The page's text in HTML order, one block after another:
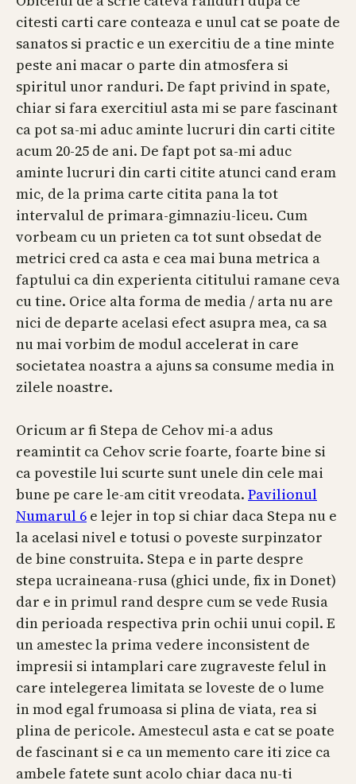
citesti carti care conteaza e unul cat se poate de
sanatos si practic e un exercitiu de a tine minte
peste ani macar o parte din atmosfera si
spiritul unor randuri. De fapt privind in spate,
chiar si fara exercitiul asta mi se pare fascinant
ca pot sa-mi aduc aminte lucruri din carti citite
acum 20-25 de ani. De fapt pot sa-mi aduc
aminte lucruri din carti citite atunci cand eram
mic, de la prima carte citita pana la tot
intervalul de primara-gimnaziu-liceu. Cum
vorbeam cu un prieten ca tot sunt obsedat de
metrici cred ca asta e cea mai buna metrica a
faptului ca din experienta cititului ramane ceva
cu tine. Orice alta forma de media / arta nu are
nici de departe acelasi efect asupra mea, ca sa
nu mai vorbim de modul accelerat in care
societatea noastra a ajuns sa consume media in
zilele noastre.
Oricum ar fi Stepa de Cehov mi-a adus
reamintit ca Cehov scrie foarte, foarte bine si
ca povestile lui scurte sunt unele din cele mai
bune pe care le-am citit vreodata. Pavilionul
Numarul 6 e lejer in top si chiar daca Stepa nu e
la acelasi nivel e totusi o poveste surpinzator
de bine construita. Stepa e in parte despre
stepa ucraineana-rusa (ghici unde, fix in Donet)
dar e in primul rand despre cum se vede Rusia
din perioada respectiva prin ochii unui copil. E
un amestec la prima vedere inconsistent de
impresii si intamplari care zugraveste felul in
care intelegerea limitata se loveste de o lume
in mod egal frumoasa si plina de viata, rea si
plina de pericole. Amestecul asta e cat se poate
de fascinant si e ca un memento care iti zice ca
ambele fatete sunt acolo chiar daca nu-ti